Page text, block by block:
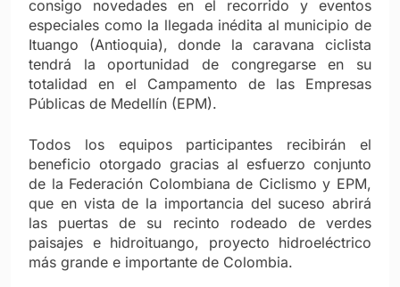
consigo novedades en el recorrido y eventos
especiales como la llegada inédita al municipio de
Ituango (Antioquia), donde la caravana ciclista
tendrá la oportunidad de congregarse en su
totalidad en el Campamento de las Empresas
Públicas de Medellín (EPM).
Todos los equipos participantes recibirán el
beneficio otorgado gracias al esfuerzo conjunto
de la Federación Colombiana de Ciclismo y EPM,
que en vista de la importancia del suceso abrirá
las puertas de su recinto rodeado de verdes
paisajes e hidroituango, proyecto hidroeléctrico
más grande e importante de Colombia.